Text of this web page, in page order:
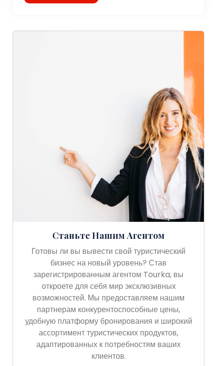
Станьте Нашим Агентом
Готовы ли вы вывести свой туристический
бизнес на новый уровень? Став
зарегистрированным агентом Tourka, вы
откроете для себя мир эксклюзивных
возможностей. Мы предоставляем нашим
партнерам конкурентоспособные цены,
удобную платформу бронирования и широкий
ассортимент туристических продуктов,
адаптированных к потребностям ваших
клиентов.